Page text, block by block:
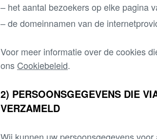
het aantal bezoekers op elke pagina
de domeinnamen van de
Voor meer informatie over de cookies
ons Cookiebeleid.
2) PERSOONSGEGEVENS DIE
VERZAMELD